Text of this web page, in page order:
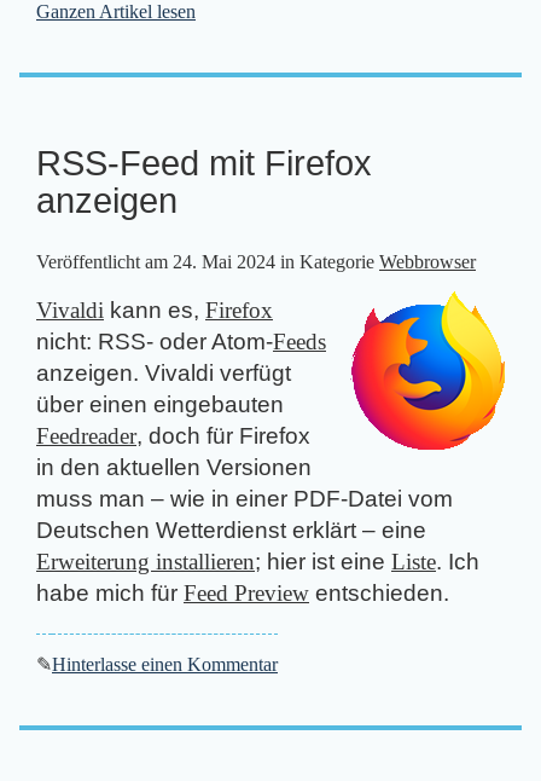
Ganzen Artikel lesen
RSS-Feed mit Firefox
anzeigen
Veröffentlicht am 24. Mai 2024 in Kategorie Webbrowser
Vivaldi kann es, Firefox
nicht: RSS- oder Atom-Feeds
anzeigen. Vivaldi verfügt
über einen eingebauten
Feedreader, doch für Firefox
in den aktuellen Versionen
muss man – wie in einer PDF-Datei vom
Deutschen Wetterdienst erklärt – eine
Erweiterung installieren; hier ist eine Liste. Ich
habe mich für Feed Preview entschieden.
✎Hinterlasse einen Kommentar